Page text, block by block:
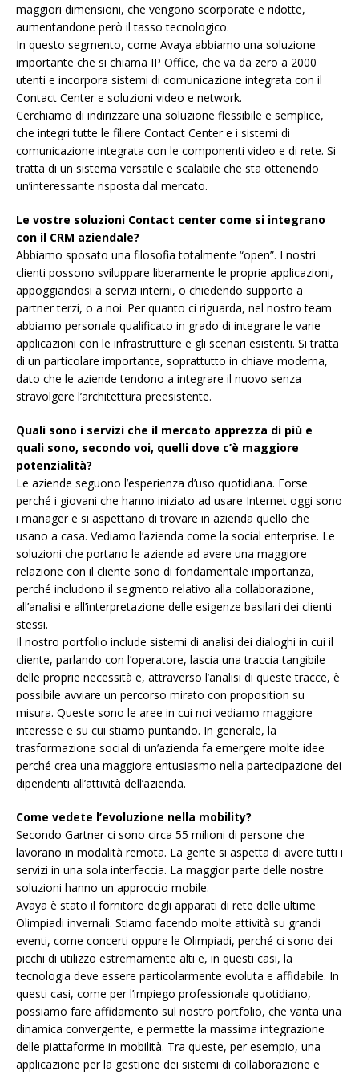
maggiori dimensioni, che vengono scorporate e ridotte,
aumentandone però il tasso tecnologico.
In questo segmento, come Avaya abbiamo una soluzione
importante che si chiama IP Office, che va da zero a 2000
utenti e incorpora sistemi di comunicazione integrata con il
Contact Center e soluzioni video e network.
Cerchiamo di indirizzare una soluzione flessibile e semplice,
che integri tutte le filiere Contact Center e i sistemi di
comunicazione integrata con le componenti video e di rete. Si
tratta di un sistema versatile e scalabile che sta ottenendo
un’interessante risposta dal mercato.
Le vostre soluzioni Contact center come si integrano
con il CRM aziendale?
Abbiamo sposato una filosofia totalmente “open”. I nostri
clienti possono sviluppare liberamente le proprie applicazioni,
appoggiandosi a servizi interni, o chiedendo supporto a
partner terzi, o a noi. Per quanto ci riguarda, nel nostro team
abbiamo personale qualificato in grado di integrare le varie
applicazioni con le infrastrutture e gli scenari esistenti. Si tratta
di un particolare importante, soprattutto in chiave moderna,
dato che le aziende tendono a integrare il nuovo senza
stravolgere l’architettura preesistente.
Quali sono i servizi che il mercato apprezza di più e
quali sono, secondo voi, quelli dove c’è maggiore
potenzialità?
Le aziende seguono l’esperienza d’uso quotidiana. Forse
perché i giovani che hanno iniziato ad usare Internet oggi sono
i manager e si aspettano di trovare in azienda quello che
usano a casa. Vediamo l’azienda come la social enterprise. Le
soluzioni che portano le aziende ad avere una maggiore
relazione con il cliente sono di fondamentale importanza,
perché includono il segmento relativo alla collaborazione,
all’analisi e all’interpretazione delle esigenze basilari dei clienti
stessi.
Il nostro portfolio include sistemi di analisi dei dialoghi in cui il
cliente, parlando con l’operatore, lascia una traccia tangibile
delle proprie necessità e, attraverso l’analisi di queste tracce, è
possibile avviare un percorso mirato con proposition su
misura. Queste sono le aree in cui noi vediamo maggiore
interesse e su cui stiamo puntando. In generale, la
trasformazione social di un’azienda fa emergere molte idee
perché crea una maggiore entusiasmo nella partecipazione dei
dipendenti all’attività dell’azienda.
Come vedete l’evoluzione nella mobility?
Secondo Gartner ci sono circa 55 milioni di persone che
lavorano in modalità remota. La gente si aspetta di avere tutti i
servizi in una sola interfaccia. La maggior parte delle nostre
soluzioni hanno un approccio mobile.
Avaya è stato il fornitore degli apparati di rete delle ultime
Olimpiadi invernali. Stiamo facendo molte attività su grandi
eventi, come concerti oppure le Olimpiadi, perché ci sono dei
picchi di utilizzo estremamente alti e, in questi casi, la
tecnologia deve essere particolarmente evoluta e affidabile. In
questi casi, come per l’impiego professionale quotidiano,
possiamo fare affidamento sul nostro portfolio, che vanta una
dinamica convergente, e permette la massima integrazione
delle piattaforme in mobilità. Tra queste, per esempio, una
applicazione per la gestione dei sistemi di collaborazione e